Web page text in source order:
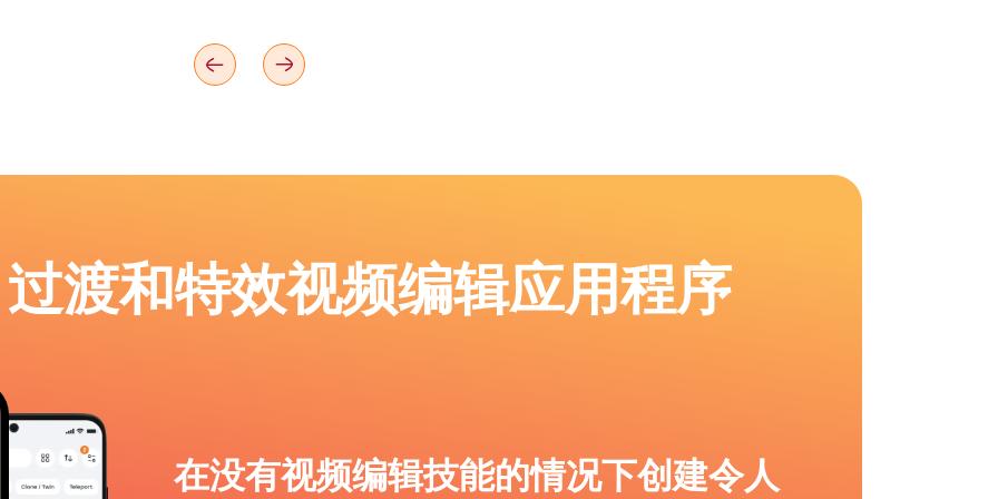
渡和特效视频编辑应用程序
在没有视频编辑技能的情况下创建令人